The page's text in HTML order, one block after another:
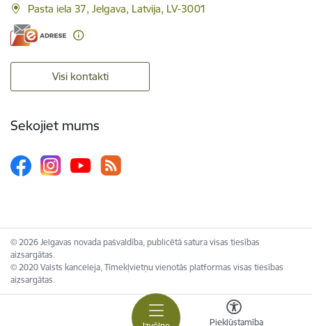
Piekļūstamība
Pasta iela 37, Jelgava, Latvija, LV-3001
Visi kontakti
Sekojiet mums
© 2026 Jelgavas novada pašvaldība, publicētā satura visas tiesības
aizsargātas.
© 2020 Valsts kanceleja, Tīmekļvietņu vienotās platformas visas tiesības
aizsargātas.